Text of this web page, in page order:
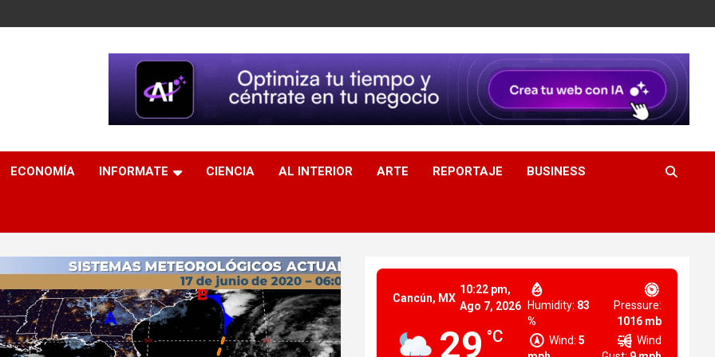
ECONOMÍA INFORMATE CIENCIA AL INTERIOR ARTE REPORTAJE BUSINESS
Cancún, MX
10:22 pm,
Ago 7, 2026
29 °C
Humidity: 83
%
Pressure:
1016 mb
Wind: 5
Wind